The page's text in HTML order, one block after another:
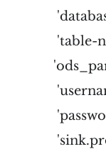
'table-